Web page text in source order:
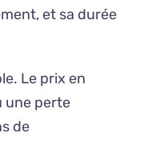
et sa durée
Le prix en
une perte
de